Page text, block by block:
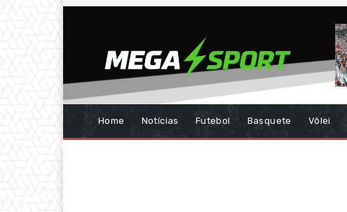
Home Notícias Futebol Basquete Vôlei